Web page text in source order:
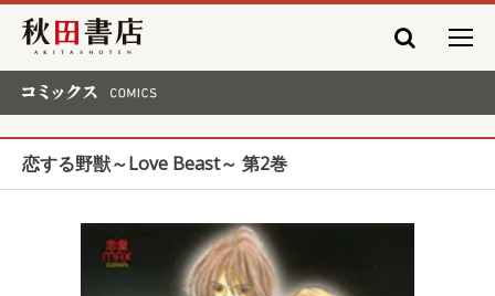
秋田書店
恋する野獣～Love Beast～ 第2巻